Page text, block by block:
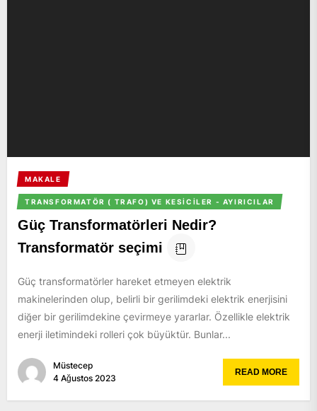
MAKALE
TRANSFORMATÖR ( TRAFO) VE KESICILER - AYIRICILAR
Güç Transformatörleri Nedir?
Transformatör seçimi
Güç transformatörler hareket etmeyen elektrik
makinelerinden olup, belirli bir gerilimdeki elektrik enerjisini
diğer bir gerilimdekine çevirmeye yararlar. Özellikle elektrik
enerji iletimindeki rolleri çok büyüktür. Bunlar...
Müstecep
4 Ağustos 2023
READ MORE